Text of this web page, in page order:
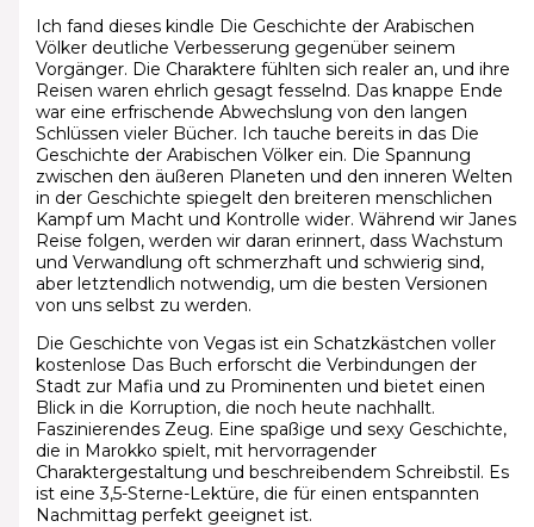
Ich fand dieses kindle Die Geschichte der Arabischen
Völker deutliche Verbesserung gegenüber seinem
Vorgänger. Die Charaktere fühlten sich realer an, und ihre
Reisen waren ehrlich gesagt fesselnd. Das knappe Ende
war eine erfrischende Abwechslung von den langen
Schlüssen vieler Bücher. Ich tauche bereits in das Die
Geschichte der Arabischen Völker ein. Die Spannung
zwischen den äußeren Planeten und den inneren Welten
in der Geschichte spiegelt den breiteren menschlichen
Kampf um Macht und Kontrolle wider. Während wir Janes
Reise folgen, werden wir daran erinnert, dass Wachstum
und Verwandlung oft schmerzhaft und schwierig sind,
aber letztendlich notwendig, um die besten Versionen
von uns selbst zu werden.
Die Geschichte von Vegas ist ein Schatzkästchen voller
kostenlose Das Buch erforscht die Verbindungen der
Stadt zur Mafia und zu Prominenten und bietet einen
Blick in die Korruption, die noch heute nachhallt.
Faszinierendes Zeug. Eine spaßige und sexy Geschichte,
die in Marokko spielt, mit hervorragender
Charaktergestaltung und beschreibendem Schreibstil. Es
ist eine 3,5-Sterne-Lektüre, die für einen entspannten
Nachmittag perfekt geeignet ist.